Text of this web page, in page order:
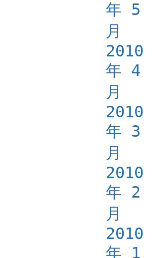
年 5
月
2010
年 4
月
2010
年 3
月
2010
年 2
月
2010
年 1